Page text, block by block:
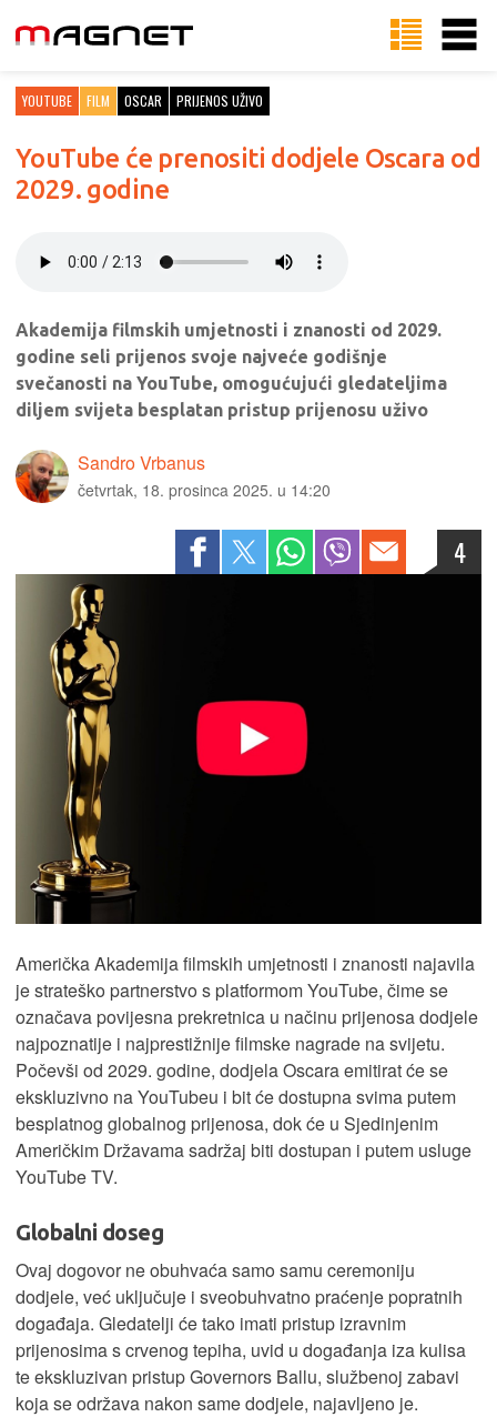
YOUTUBE FILM OSCAR PRIJENOS UŽIVO
YouTube će prenositi dodjele Oscara od
2029. godine
Akademija filmskih umjetnosti i znanosti od 2029.
godine seli prijenos svoje najveće godišnje
svečanosti na YouTube, omogućujući gledateljima
diljem svijeta besplatan pristup prijenosu uživo
Sandro Vrbanus
četvrtak, 18. prosinca 2025. u 14:20
4
Američka Akademija filmskih umjetnosti i znanosti najavila
je strateško partnerstvo s platformom YouTube, čime se
označava povijesna prekretnica u načinu prijenosa dodjele
najpoznatije i najprestižnije filmske nagrade na svijetu.
Počevši od 2029. godine, dodjela Oscara emitirat će se
ekskluzivno na YouTubeu i bit će dostupna svima putem
besplatnog globalnog prijenosa, dok će u Sjedinjenim
Američkim Državama sadržaj biti dostupan i putem usluge
YouTube TV.
Globalni doseg
Ovaj dogovor ne obuhvaća samo samu ceremoniju
dodjele, već uključuje i sveobuhvatno praćenje popratnih
događaja. Gledatelji će tako imati pristup izravnim
prijenosima s crvenog tepiha, uvid u događanja iza kulisa
te ekskluzivan pristup Governors Ballu, službenoj zabavi
koja se održava nakon same dodjele, najavljeno je.